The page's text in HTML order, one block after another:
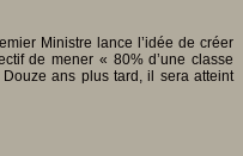
Ministre lance l’idée de créer
de mener « 80% d’une classe
ans plus tard, il sera atteint